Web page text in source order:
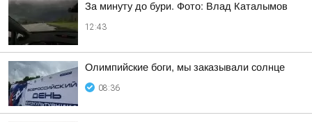
За минуту до бури. Фото: Влад Каталымов
12:43
Олимпийские боги, мы заказывали солнце
08:36